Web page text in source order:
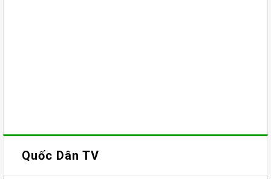
Quốc Dân TV